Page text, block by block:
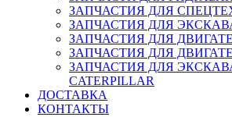
ЗАПЧАСТИЯ ДЛЯ
ЗАПЧАСТИЯ ДЛЯ
ЗАПЧАСТИЯ ДЛЯ
ЗАПЧАСТИЯ ДЛЯ
ЗАПЧАСТИЯ ДЛЯ
CATERPILLAR
ДОСТАВКА
КОНТАКТЫ